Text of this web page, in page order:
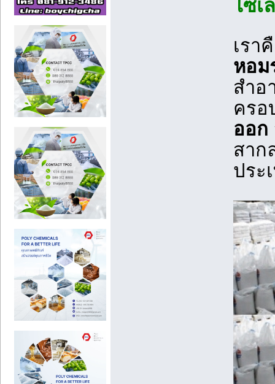
ไซเ
เรา
หอม
สำอ
ครอ
ออก
สาก
ประ